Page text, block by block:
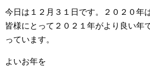
今日は１２月３１日です。２０２０年
皆様にとって２０２１年がより良い年
っています。
よいお年を